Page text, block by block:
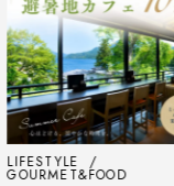
LIFESTYLE
GOURMET&FOOD